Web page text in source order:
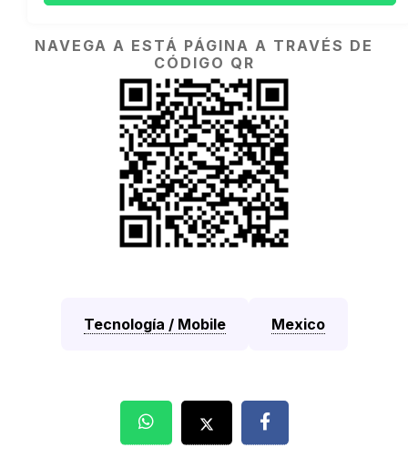
NAVEGA A ESTÁ PÁGINA A TRAVÉS DE
CÓDIGO QR
Tecnología / Mobile Mexico